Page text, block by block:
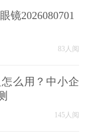
镜2026080701
83人阅
么用？中小企
145人阅